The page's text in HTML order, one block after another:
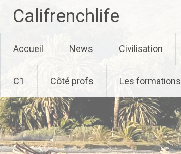
Califrenchlife
to
content
Accueil News Civilisation
C1 Côté profs Les formations